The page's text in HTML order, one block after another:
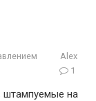
Alex
1
штампуемые на